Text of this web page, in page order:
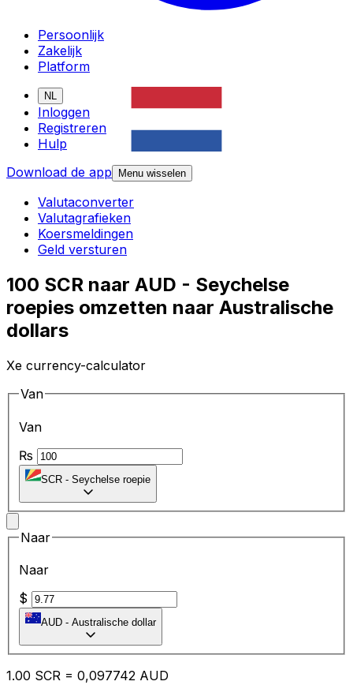
Persoonlijk
Zakelijk
Platform
NL
Inloggen
Registreren
Hulp
Download de app
Menu wisselen
Valutaconverter
Valutagrafieken
Koersmeldingen
Geld versturen
100 SCR naar AUD - Seychelse
roepies omzetten naar Australische
dollars
Xe currency-calculator
Van
Van
₨
SCR - Seychelse roepie
Naar
Naar
$
AUD - Australische dollar
1.00 SCR = 0,097742 AUD